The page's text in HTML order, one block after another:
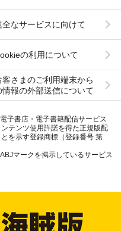
全なサービスに向けて
の利用について
客さまのご利用端末から
情報の外部送信について
子書店・電子書籍配信サービス
テンツ使用許諾を得た正規版配
を示す登録商標（登録番号 第
マークを掲示しているサービス